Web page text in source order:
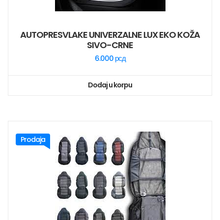
AUTOPRESVLAKE UNIVERZALNE LUX EKO KOŽA
SIVO-CRNE
6.000 рсд
Dodaj u korpu
Prodaja